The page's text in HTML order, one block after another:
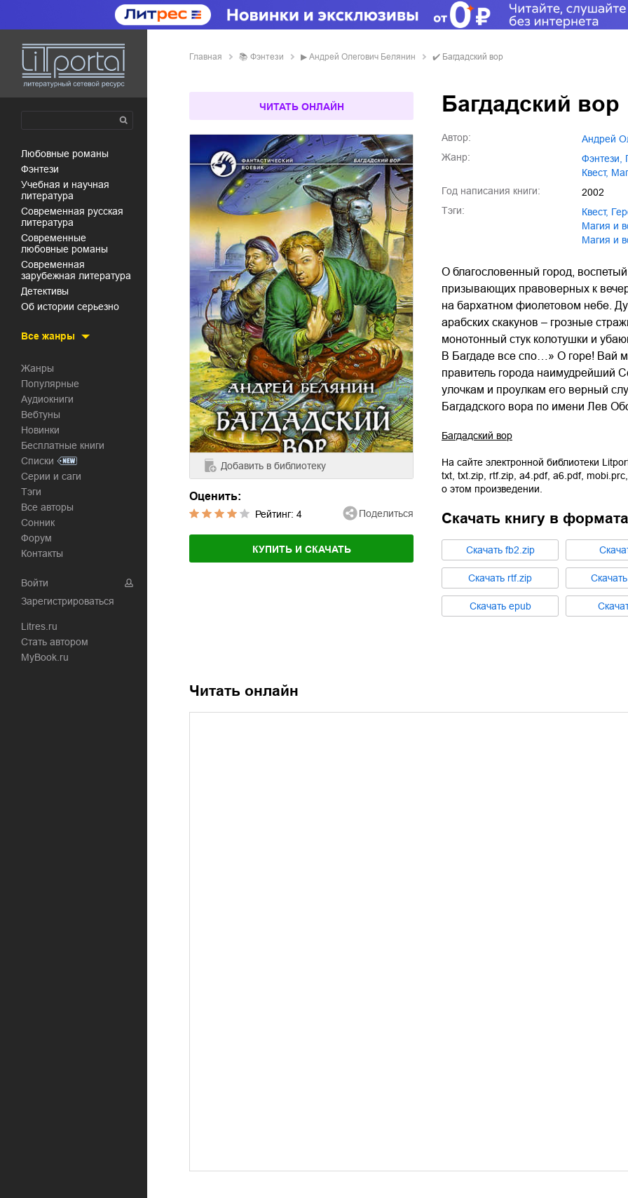
любовные романы
фэнтези
учебная и научная
литература
современная русская
литература
современные
любовные романы
современная
зарубежная литература
детективы
об истории серьезно
Все жанры
Жанры
Популярные
Аудиокниги
Вебтуны
Новинки
Бесплатные книги
Списки
Серии и саги
Тэги
Все авторы
Сонник
Форум
Контакты
Войти
Зарегистрироваться
Litres.ru
Стать автором
MyBook.ru
Главная 📚 фэнтези ▶ Андрей Олегович Белянин ✔️ Багдадский вор
ЧИТАТЬ ОНЛАЙН
Добавить в библиотеку
Оценить:
Рейтинг: 4 Поделиться
КУПИТЬ И СКАЧАТЬ
Багдадский вор
Автор:
Андрей
Жанр:
фэнтези
квест,
Год написания книги:
2002
Тэги:
квест,
магия и
Магия и
О благословенный город,
призывающих правоверных к
на бархатном фиолетовом небе.
арабских скакунов – грозные
монотонный стук колотушки и
В Багдаде все спо…» О горе! Вай
правитель города наимудрейший
улочкам и проулкам его верный
Багдадского вора по имени Лев
Багдадский вор
На сайте электронной библиотеки
txt txt.zip rtf.zip a4.pdf, a6.pdf, mobi.prc
о этом произведении.
Скачать книгу в
Cкачать fb2.zip
Cкачать rtf.zip Cкачать
Cкачать epub
Читать онлайн